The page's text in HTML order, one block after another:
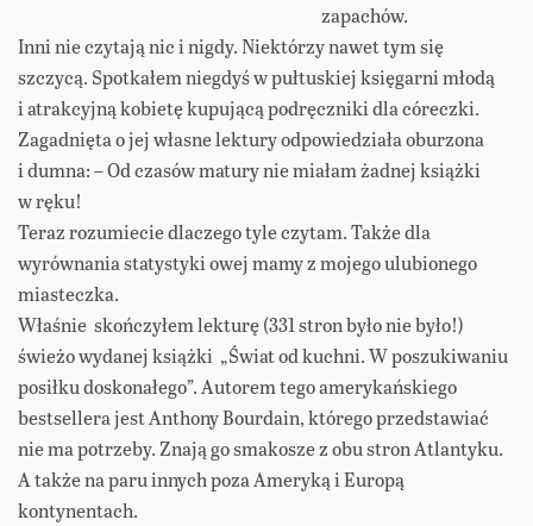
zapachów.
Inni nie czytają nic i nigdy. Niektórzy nawet tym się
szczycą. Spotkałem niegdyś w pułtuskiej księgarni młodą
i atrakcyjną kobietę kupującą podręczniki dla córeczki.
Zagadnięta o jej własne lektury odpowiedziała oburzona
i dumna: – Od czasów matury nie miałam żadnej książki
w ręku!
Teraz rozumiecie dlaczego tyle czytam. Także dla
wyrównania statystyki owej mamy z mojego ulubionego
miasteczka.
Właśnie skończyłem lekturę (331 stron było nie było!)
świeżo wydanej książki „Świat od kuchni. W poszukiwaniu
posiłku doskonałego”. Autorem tego amerykańskiego
bestsellera jest Anthony Bourdain, którego przedstawiać
nie ma potrzeby. Znają go smakosze z obu stron Atlantyku.
A także na paru innych poza Ameryką i Europą
kontynentach.